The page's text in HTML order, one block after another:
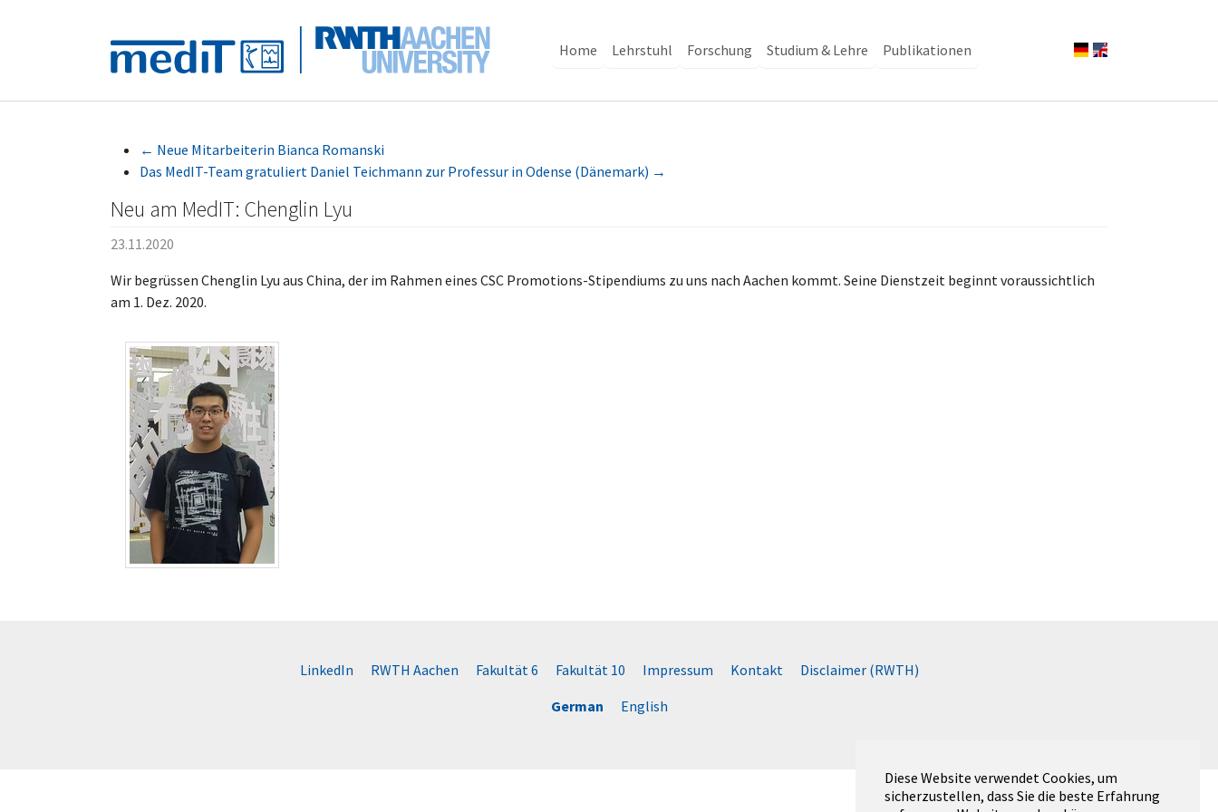
Diese Website verwendet Cookies, um
sicherzustellen, dass Sie die beste Erfahrung
Home Lehrstuhl Forschung Studium & Lehre Publikationen
← Neue Mitarbeiterin Bianca Romanski
Das MedIT-Team gratuliert Daniel Teichmann zur Professur in Odense (Dänemark) →
Neu am MedIT: Chenglin Lyu
23.11.2020
Wir begrüssen Chenglin Lyu aus China, der im Rahmen eines CSC Promotions-Stipendiums zu uns nach Aachen kommt. Seine Dienstzeit beginnt voraussichtlich
am 1. Dez. 2020.
LinkedIn RWTH Aachen Fakultät 6 Fakultät 10 Impressum Kontakt
Disclaimer (RWTH)
German
English